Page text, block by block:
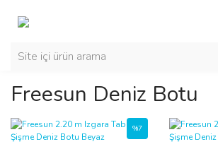
Freesun Deniz Botu
%7